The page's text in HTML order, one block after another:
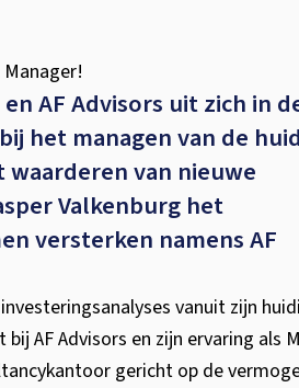
AF Advisors uit zich in
het managen van de
van nieuwe
Valkenburg het
versterken namens AF
vanuit zijn
AF Advisors en zijn ervaring als
gericht op de